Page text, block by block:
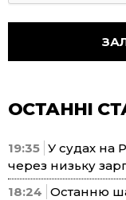
ОСТАННІ
19:35 У судах на
через низьку
18:24 Останню